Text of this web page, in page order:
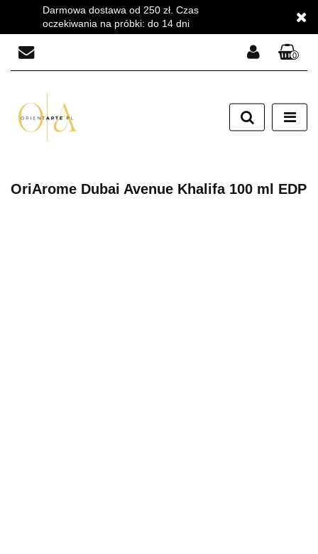
Darmowa dostawa od 250 zł. Czas
oczekiwania na próbki: do 14 dni
Zarejestruj się
Dodaj zgłoszenie
0
OriArome Dubai Avenue Khalifa 100 ml EDP